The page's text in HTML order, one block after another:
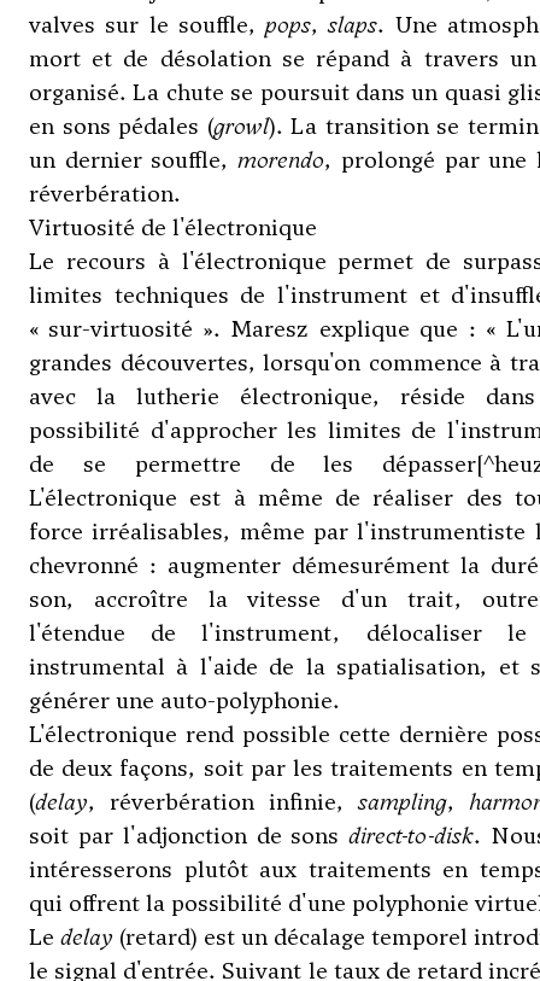
valves sur le souffle, pops,slaps. Une
mort et de désolation se répand à travers un
organisé. La chute se poursuit dans un quasi
en sons pédales (growl). La transition se
un dernier souffle,morendo, prolongé par une
réverbération.
Virtuosité de l'électronique
Le recours à l'électronique permet de
limites techniques de l'instrument et
« sur-virtuosité ». Maresz explique que : «
grandes découvertes, lorsqu'on commence à
avec la lutherie électronique, réside
possibilité d'approcher les limites de
de se permettre de les
L'électronique est à même de réaliser des
force irréalisables, même par l'instrumentiste
chevronné : augmenter démesurément la
son, accroître la vitesse d'un trait,
l'étendue de l'instrument, délocaliser le
instrumental à l'aide de la spatialisation, et
générer une auto-polyphonie.
L'électronique rend possible cette dernière
de deux façons, soit par les traitements en
(delay, réverbération infinie,sampling,
soit par l'adjonction de sonsdirect-to-disk.
intéresserons plutôt aux traitements en
qui offrent la possibilité d'une polyphonie
Le delay (retard) est un décalage temporel
le signal d'entrée. Suivant le taux de retard